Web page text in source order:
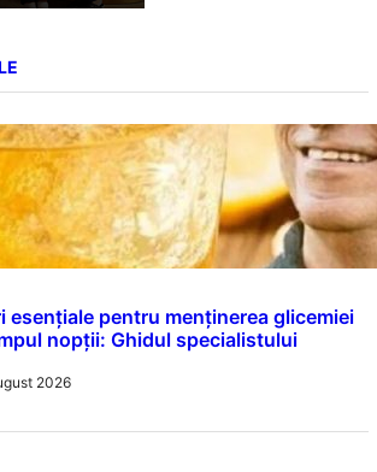
esențiale pentru menținerea glicemiei
nopții: Ghidul specialistului
2026